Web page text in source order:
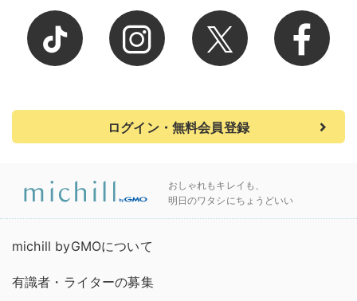
ログイン・無料会員登録
おしゃれもキレイも、
明日のワタシにちょうどいい
michill byGMOについて
有識者・ライターの募集